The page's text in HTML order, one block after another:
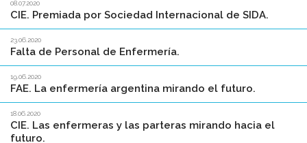
08.07.2020
CIE. Premiada por Sociedad Internacional de SIDA.
23.06.2020
Falta de Personal de Enfermería.
19.06.2020
FAE. La enfermería argentina mirando el futuro.
18.06.2020
CIE. Las enfermeras y las parteras mirando hacia el
futuro.